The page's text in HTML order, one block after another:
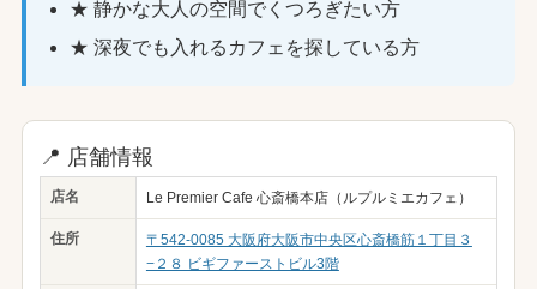
★ 静かな大人の空間でくつろぎたい方
★ 深夜でも入れるカフェを探している方
📍 店舗情報
店名 Le Premier Cafe 心斎橋本店（ルプルミエカフェ）
住所
〒542-0085 大阪府大阪市中央区心斎橋筋１丁目３
−２８ ビギファーストビル3階